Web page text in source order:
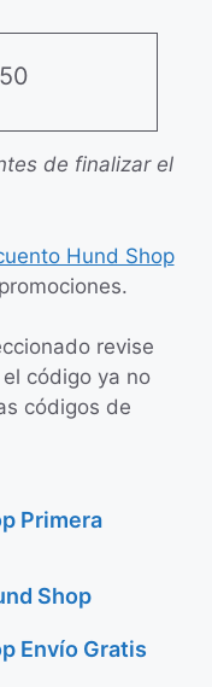
de finalizar el
Hund Shop
revise
código ya no
códigos de
Primera
Shop
Envío Gratis